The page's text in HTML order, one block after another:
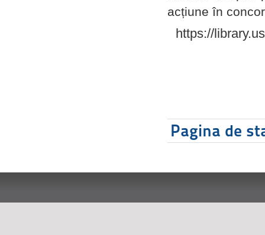
acțiune în
https://
Pagina de